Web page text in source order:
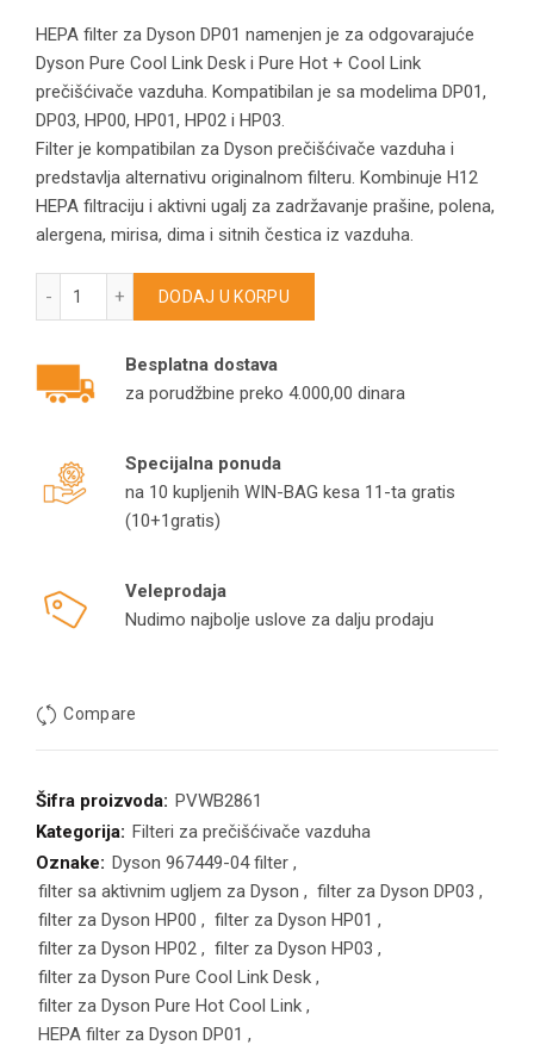
HEPA filter za Dyson DP01 namenjen je za odgovarajuće
Dyson Pure Cool Link Desk i Pure Hot + Cool Link
prečišćivače vazduha. Kompatibilan je sa modelima DP01,
DP03, HP00, HP01, HP02 i HP03.
Filter je kompatibilan za Dyson prečišćivače vazduha i
predstavlja alternativu originalnom filteru. Kombinuje H12
HEPA filtraciju i aktivni ugalj za zadržavanje prašine, polena,
alergena, mirisa, dima i sitnih čestica iz vazduha.
DODAJ U KORPU
Besplatna dostava
za porudžbine preko 4.000,00 dinara
Specijalna ponuda
na 10 kupljenih WIN-BAG kesa 11-ta gratis
(10+1gratis)
Veleprodaja
Nudimo najbolje uslove za dalju prodaju
Compare
Šifra proizvoda: PVWB2861
Kategorija: Filteri za prečišćivače vazduha
Oznake: Dyson 967449-04 filter ,
filter sa aktivnim ugljem za Dyson , filter za Dyson DP03 ,
filter za Dyson HP00 , filter za Dyson HP01 ,
filter za Dyson HP02 , filter za Dyson HP03 ,
filter za Dyson Pure Cool Link Desk ,
filter za Dyson Pure Hot Cool Link ,
HEPA filter za Dyson DP01 ,